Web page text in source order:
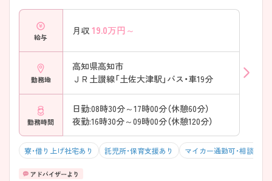
給与
月収 19.0万円～
勤務地
高知県高知市
ＪＲ土讃線「土佐大津駅」バス・車19分
勤務時間
日勤:08時30分～17時00分（休憩60分）
夜勤:16時30分～09時00分（休憩120分）
寮・借り上げ社宅あり 託児所・保育支援あり マイカー通勤可・相談可